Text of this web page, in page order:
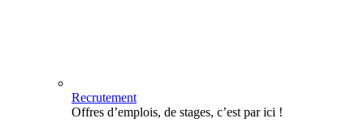
Recrutement
Offres d’emplois, de stages, c’est par ici !